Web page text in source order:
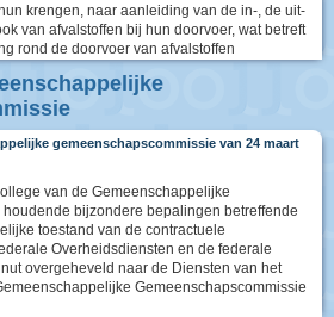
krengen, naar aanleiding van de in-, de uit-
van afvalstoffen bij hun doorvoer, wat betreft
rond de doorvoer van afvalstoffen
gemeenschapscommissie van 24 maart
van de Gemeenschappelijke
bijzondere bepalingen betreffende
toestand van de contractuele
Overheidsdiensten en de federale
overgeheveld naar de Diensten van het
Gemeenschapscommissie